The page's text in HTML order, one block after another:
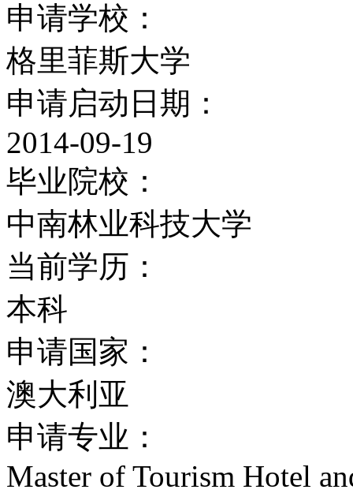
申请学校：
格里菲斯大学
申请启动日期：
2014-09-19
毕业院校：
中南林业科技大学
当前学历：
本科
申请国家：
澳大利亚
申请专业：
Master of Tourism Hotel